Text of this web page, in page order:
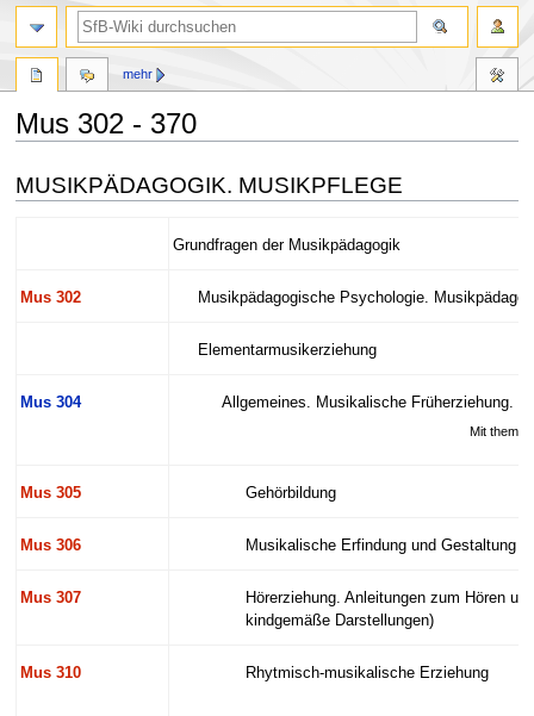
Mus 302 - 370
Navigation
Suche
MUSIKPÄDAGOGIK. MUSIKPFLEGE
Grundfragen der Musikpädagogik
Mus 302 Musikpädagogische Psychologie.
Elementarmusikerziehung
Mus 304 Allgemeines. Musikalische Früherziehung.
Mit
Mus 305 Gehörbildung
Mus 306 Musikalische Erfindung und Gestaltung
Mus 307
Hörerziehung. Anleitungen zum Hören
kindgemäße Darstellungen)
Mus 310 Rhytmisch-musikalische Erziehung
mehr